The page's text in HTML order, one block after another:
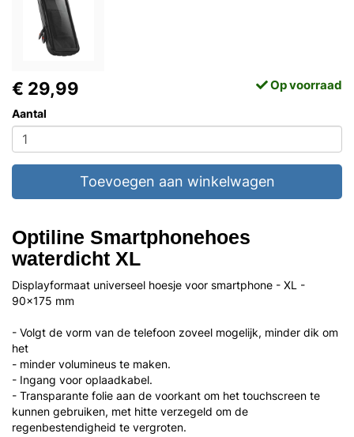
€ 29,99 Op voorraad
Aantal
Toevoegen aan winkelwagen
Optiline Smartphonehoes
waterdicht XL
Displayformaat universeel hoesje voor smartphone - XL -
90x175 mm
- Volgt de vorm van de telefoon zoveel mogelijk, minder dik om
het
- minder volumineus te maken.
- Ingang voor oplaadkabel.
- Transparante folie aan de voorkant om het touchscreen te
kunnen gebruiken, met hitte verzegeld om de
regenbestendigheid te vergroten.